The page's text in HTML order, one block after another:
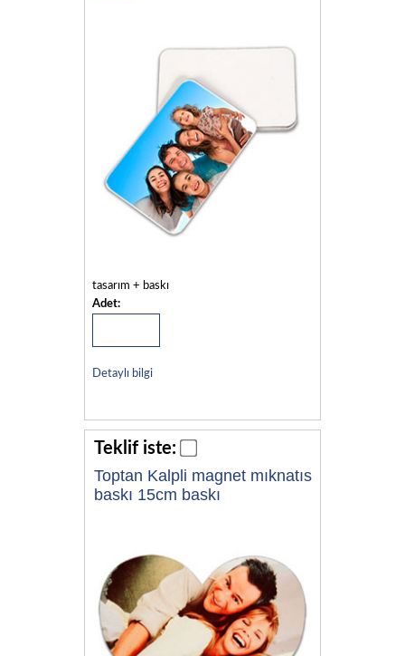
tasarım + baskı
Adet:
Detaylı bilgi
Teklif iste:
Toptan Kalpli magnet mıknatıs
baskı 15cm baskı